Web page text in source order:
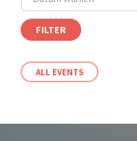
FILTER
ALL EVENTS